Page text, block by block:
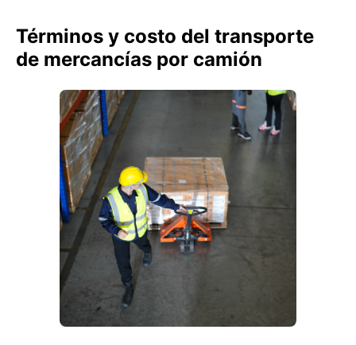
Términos y costo del transporte
de mercancías por camión